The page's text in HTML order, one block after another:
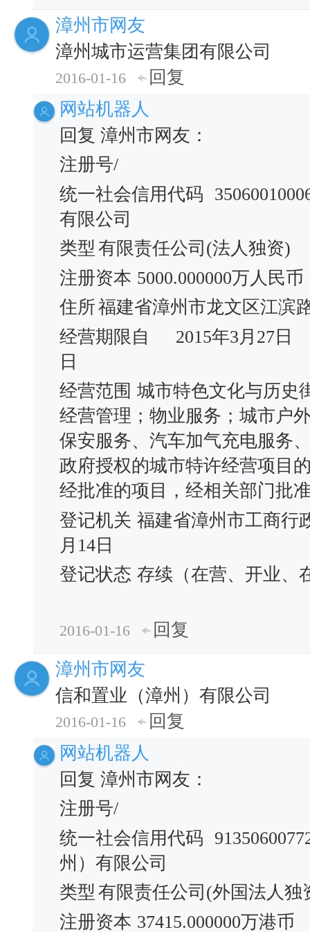
漳州市网友
漳州城市运营集团有限公司
2016-01-16
回复
网站机器人
回复 漳州市网友：
注册号/
统一社会信用代码
有限公司
类型 有限责任公司(法人独资)
注册资本 5000.000000万人民币
住所福建省漳州市龙文区江滨
经营期限自
2015年3月27日
日
经营范围 城市特色文化与历史
经营管理；物业服务；城市户
保安服务、汽车加气充电服务
政府授权的城市特许经营项目
经批准的项目，经相关部门批
登记机关 福建省漳州市工商行
月14日
登记状态 存续（在营、开业、
2016-01-16
回复
漳州市网友
信和置业（漳州）有限公司
2016-01-16
回复
网站机器人
回复 漳州市网友：
注册号/
统一社会信用代码
州）有限公司
类型 有限责任公司(外国法人独
注册资本 37415.000000万港币